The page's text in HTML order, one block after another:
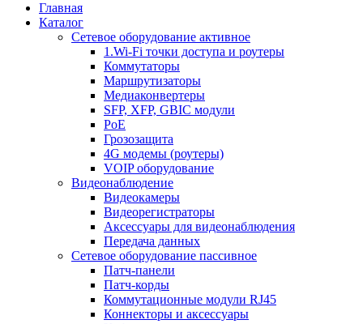
Главная
Каталог
Сетевое оборудование активное
1.Wi-Fi точки доступа и роутеры
Коммутаторы
Маршрутизаторы
Медиаконвертеры
SFP, XFP, GBIC модули
PoE
Грозозащита
4G модемы (роутеры)
VOIP оборудование
Видеонаблюдение
Видеокамеры
Видеорегистраторы
Аксессуары для видеонаблюдения
Передача данных
Сетевое оборудование пассивное
Патч-панели
Патч-корды
Коммутационные модули RJ45
Коннекторы и аксессуары